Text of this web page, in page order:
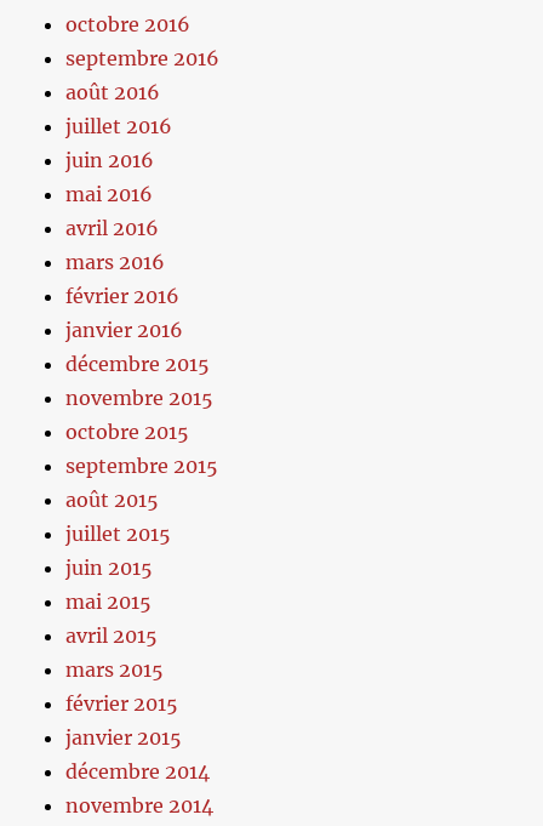
octobre 2016
septembre 2016
août 2016
juillet 2016
juin 2016
mai 2016
avril 2016
mars 2016
février 2016
janvier 2016
décembre 2015
novembre 2015
octobre 2015
septembre 2015
août 2015
juillet 2015
juin 2015
mai 2015
avril 2015
mars 2015
février 2015
janvier 2015
décembre 2014
novembre 2014